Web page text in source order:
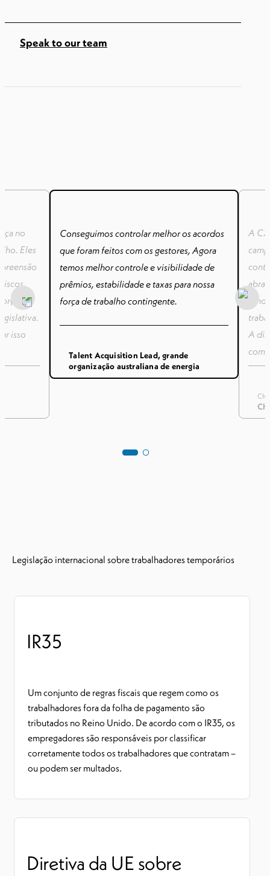
Speak to our team
no
Eles
de
isso
Conseguimos controlar melhor os acordos
que foram feitos com os gestores, Agora
temos melhor controle e visibilidade de
prêmios, estabilidade e taxas para nossa
força de trabalho contingente.
Talent Acquisition Lead, grande
organização australiana de energia
A
A
com
Legislação internacional sobre trabalhadores temporários
IR35
Um conjunto de regras fiscais que regem como os
trabalhadores fora da folha de pagamento são
tributados no Reino Unido. De acordo com o IR35, os
empregadores são responsáveis por classificar
corretamente todos os trabalhadores que contratam –
ou podem ser multados.
Diretiva da UE sobre